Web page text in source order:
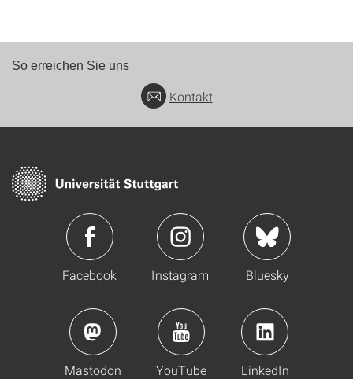
So erreichen Sie uns
Kontakt
Facebook Instagram Bluesky
Mastodon YouTube LinkedIn